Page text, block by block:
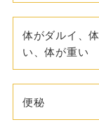
体がダルイ、
い、体が重い
便秘